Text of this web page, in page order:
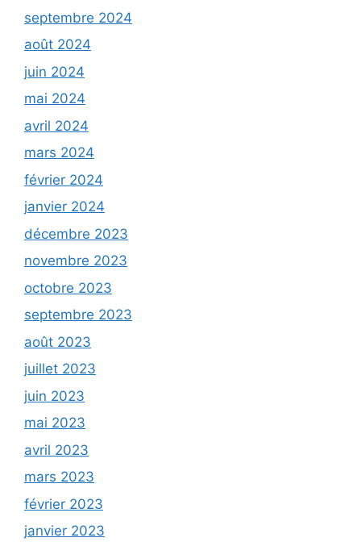
septembre 2024
août 2024
juin 2024
mai 2024
avril 2024
mars 2024
février 2024
janvier 2024
décembre 2023
novembre 2023
octobre 2023
septembre 2023
août 2023
juillet 2023
juin 2023
mai 2023
avril 2023
mars 2023
février 2023
janvier 2023